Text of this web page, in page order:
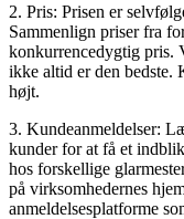
2. Pris: Prisen er
Sammenlign priser fra
konkurrencedygtig pris.
ikke altid er den bedste.
højt.
3. Kundeanmeldelser:
kunder for at få et
hos forskellige
på virksomhedernes
anmeldelsesplatforme